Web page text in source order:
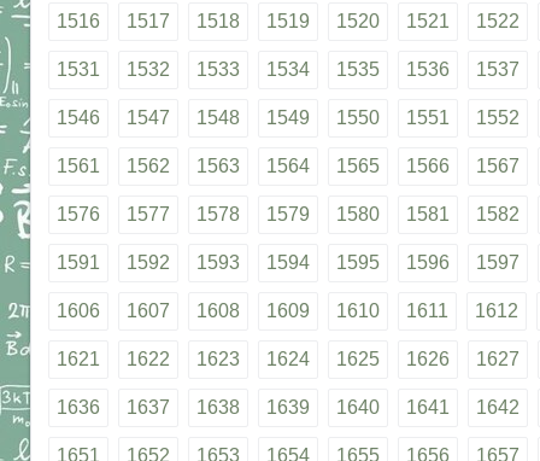
1516 1517 1518 1519 1520 1521 1522
1531 1532 1533 1534 1535 1536 1537
1546 1547 1548 1549 1550 1551 1552
1561 1562 1563 1564 1565 1566 1567
1576 1577 1578 1579 1580 1581 1582
1591 1592 1593 1594 1595 1596 1597
1606 1607 1608 1609 1610 1611 1612
1621 1622 1623 1624 1625 1626 1627
1636 1637 1638 1639 1640 1641 1642
1651 1652 1653 1654 1655 1656 1657